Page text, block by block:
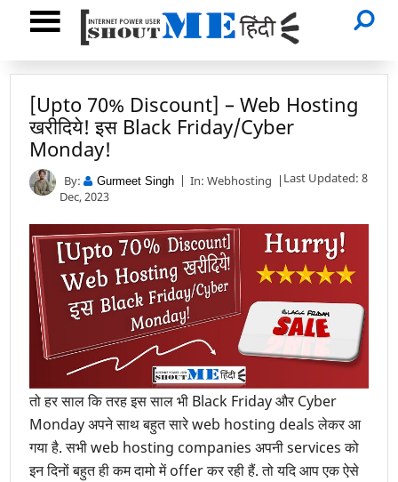
[Upto 70% Discount] – Web Hosting
खरीदिये! इस Black Friday/Cyber
Monday!
By: Gurmeet Singh In: Webhosting
Last Updated: 8
Dec, 2023
तो हर साल कि तरह इस साल भी Black Friday और Cyber
Monday अपने साथ बहुत सारे web hosting deals लेकर आ
गया है. सभी web hosting companies अपनी services को
इन दिनों बहुत ही कम दामो में offer कर रही हैं. तो यदि आप एक ऐसे